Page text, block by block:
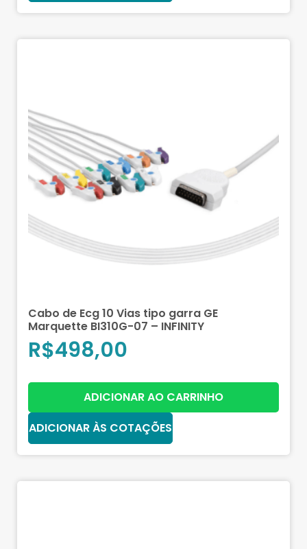
Cabo de Ecg 10 Vias tipo garra GE
Marquette BI310G-07 – INFINITY
R$498,00
ADICIONAR AO CARRINHO
ADICIONAR ÀS COTAÇÕES